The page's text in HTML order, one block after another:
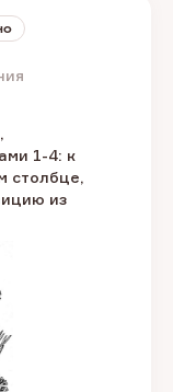
1-4: к
столбце,
из